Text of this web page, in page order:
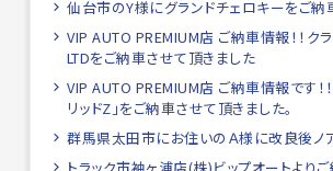
仙台市のY様にグランドチェロキーをご納
VIP AUTO PREMIUM店 ご納車情報！！クラ
LTDをご納車させて頂きました
VIP AUTO PREMIUM店 ご納車情報です！
リッドZ」をご納車させて頂きました。
群馬県太田市にお住いのＡ様に改良後ノ